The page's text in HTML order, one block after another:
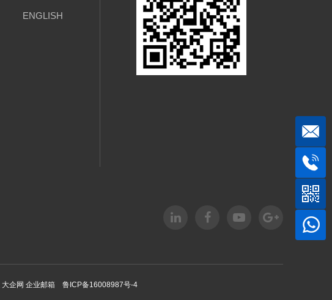
ENGLISH
大企网 企业邮箱 鲁ICP备16008987号-4